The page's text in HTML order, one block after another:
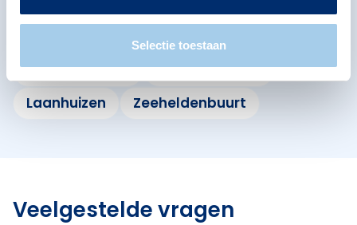
Selectie toestaan
Bekijk ook de andere buurten in de buurt.
Hoogkerk Dorp
Hoogkerk-Zuid
Laanhuizen
Zeeheldenbuurt
Veelgestelde vragen